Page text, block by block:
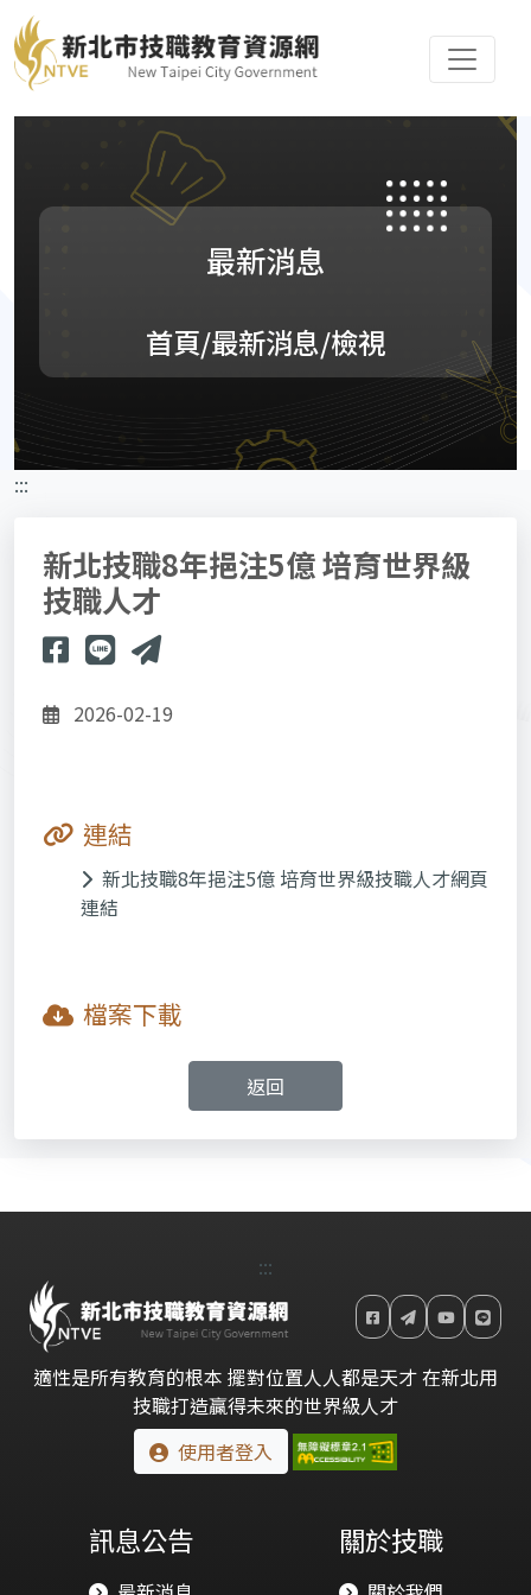
最新消息
首頁/最新消息/檢視
:::
新北技職8年挹注5億 培育世界級
技職人才
2026-02-19
連結
新北技職8年挹注5億 培育世界級技職人才網頁
連結
檔案下載
返回
:::
適性是所有教育的根本 擺對位置人人都是天才 在新北用
技職打造贏得未來的世界級人才
使用者登入
訊息公告 關於技職